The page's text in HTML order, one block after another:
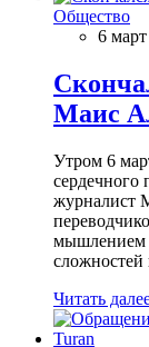
Общество
6
Маис
Утром 6
журналист
мышлением
Читать